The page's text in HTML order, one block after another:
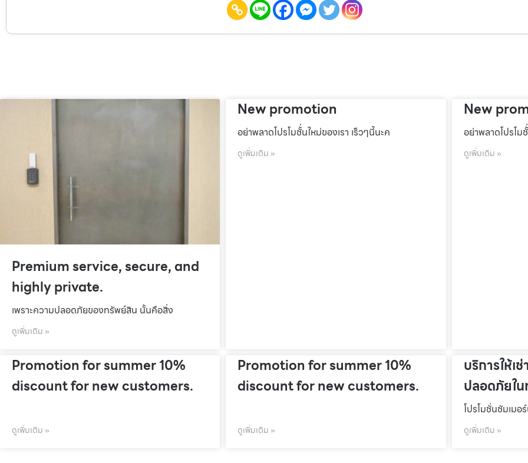
Premium service, secure, and
highly private.
เพราะความปลอดภัยของทรัพย์สิน นั้นคือสิ่ง
ดูเพิ่มเติม »
New promotion
อย่าพลาดโปรโมชั้่นใหม่ของเรา เร็วๆนี้นะค
ดูเพิ่มเติม »
New
อย่าพลาดโปรโม
ดูเพิ่มเติม »
Promotion for summer 10%
discount for new customers.
ดูเพิ่มเติม »
Promotion for summer 10%
discount for new customers.
ดูเพิ่มเติม »
บริการให้เ
ปลอดภัยใ
โปรโมชั่นชัมเมอ
ดูเพิ่มเติม »